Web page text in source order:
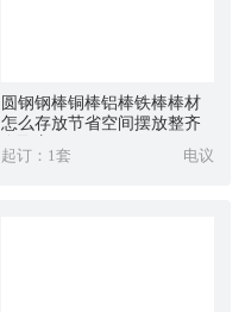
圆钢钢棒铜棒铝棒铁棒棒材
怎么存放节省空间摆放整齐
起订：1套 电议